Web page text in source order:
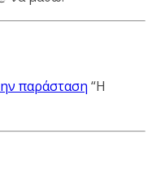
παράσταση “Η